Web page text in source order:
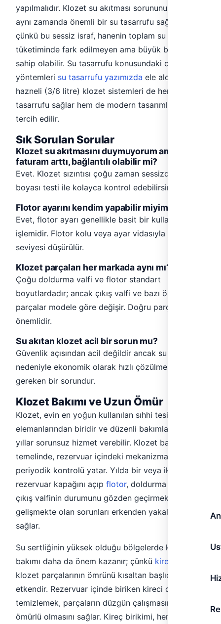
yapılmalıdır. Klozet su akıtması sorununu çözmek,
aynı zamanda önemli bir su tasarrufu sağlar;
çünkü bu sessiz israf, hanenin toplam su
tüketiminde fark edilmeyen ama büyük bir paya
sahip olabilir. Su tasarrufu konusundaki diğer
yöntemleri su tasarrufu yazımızda ele aldık. Çift
hazneli (3/6 litre) klozet sistemleri de hem su
tasarrufu sağlar hem de modern tasarımlarıyla
tercih edilir.
Sık Sorulan Sorular
Klozet su akıtmasını duymuyorum ama
faturam arttı, bağlantılı olabilir mi?
Evet. Klozet sızıntısı çoğu zaman sessizdir. Gıda
boyası testi ile kolayca kontrol edebilirsiniz.
Flotor ayarını kendim yapabilir miyim?
Evet, flotor ayarı genellikle basit bir kullanıcı
işlemidir. Flotor kolu veya ayar vidasıyla su
seviyesi düşürülür.
Klozet parçaları her markada aynı mı?
Çoğu doldurma valfi ve flotor standart
boyutlardadır; ancak çıkış valfi ve bazı özel
parçalar modele göre değişir. Doğru parça seçimi
önemlidir.
Su akıtan klozet acil bir sorun mu?
Güvenlik açısından acil değildir ancak su israfı
nedeniyle ekonomik olarak hızlı çözülmesi
gereken bir sorundur.
Klozet Bakımı ve Uzun Ömür
Klozet, evin en yoğun kullanılan sıhhi tesisat
elemanlarından biridir ve düzenli bakımla uzun
yıllar sorunsuz hizmet verebilir. Klozet bakımının
temelinde, rezervuar içindeki mekanizmaların
periyodik kontrolü yatar. Yılda bir veya iki kez
rezervuar kapağını açıp flotor, doldurma valfi ve
çıkış valfinin durumunu gözden geçirmek,
gelişmekte olan sorunları erkenden yakalamanızı
sağlar.
Su sertliğinin yüksek olduğu bölgelerde klozet
bakımı daha da önem kazanır; çünkü kireç birikimi
klozet parçalarının ömrünü kısaltan başlıca
etkendir. Rezervuar içinde biriken kireci düzenli
temizlemek, parçaların düzgün çalışmasını ve uzun
ömürlü olmasını sağlar. Kireç birikimi, hem